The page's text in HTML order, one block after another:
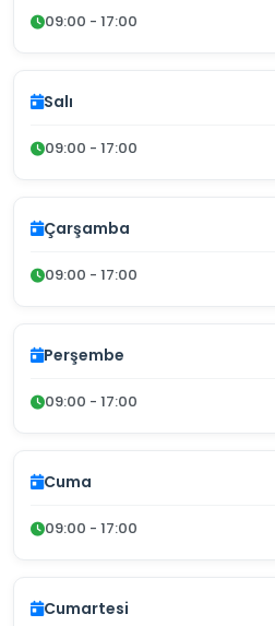
09:00 - 17:00
Salı
09:00 - 17:00
Çarşamba
09:00 - 17:00
Perşembe
09:00 - 17:00
Cuma
09:00 - 17:00
Cumartesi